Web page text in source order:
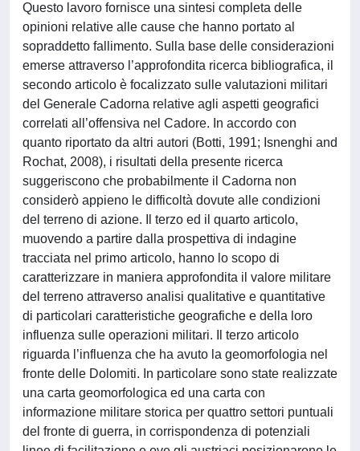
Questo lavoro fornisce una sintesi completa delle
opinioni relative alle cause che hanno portato al
sopraddetto fallimento. Sulla base delle considerazioni
emerse attraverso l’approfondita ricerca bibliografica, il
secondo articolo è focalizzato sulle valutazioni militari
del Generale Cadorna relative agli aspetti geografici
correlati all’offensiva nel Cadore. In accordo con
quanto riportato da altri autori (Botti, 1991; Isnenghi and
Rochat, 2008), i risultati della presente ricerca
suggeriscono che probabilmente il Cadorna non
considerò appieno le difficoltà dovute alle condizioni
del terreno di azione. Il terzo ed il quarto articolo,
muovendo a partire dalla prospettiva di indagine
tracciata nel primo articolo, hanno lo scopo di
caratterizzare in maniera approfondita il valore militare
del terreno attraverso analisi qualitative e quantitative
di particolari caratteristiche geografiche e della loro
influenza sulle operazioni militari. Il terzo articolo
riguarda l’influenza che ha avuto la geomorfologia nel
fronte delle Dolomiti. In particolare sono state realizzate
una carta geomorfologica ed una carta con
informazione militare storica per quattro settori puntuali
del fronte di guerra, in corrispondenza di potenziali